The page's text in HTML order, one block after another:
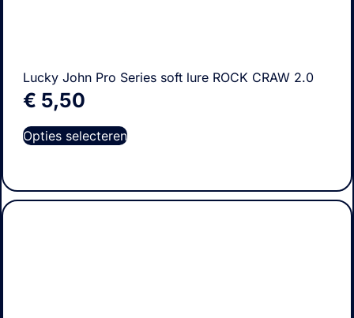
Lucky John Pro Series soft lure ROCK CRAW 2.0
€ 5,50
Opties selecteren